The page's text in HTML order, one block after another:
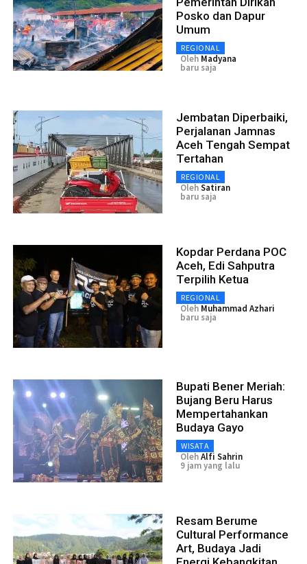
Posko dan Dapur
Umum
REGIONAL
Oleh Madyana
baru saja
Jembatan Diperbaiki,
Perjalanan Jamnas
Aceh Tengah Sempat
Tertahan
REGIONAL
OlehSatiran
baru saja
Kopdar Perdana POC
Aceh, Edi Sahputra
Terpilih Ketua
REGIONAL
Oleh Muhammad Azhari
baru saja
Bupati Bener Meriah:
Bujang Beru Harus
Mempertahankan
Budaya Gayo
WISATA
OlehAlfi Sahrin
9 jam yang lalu
Resam Berume
Cultural Performance
Art, Budaya Jadi